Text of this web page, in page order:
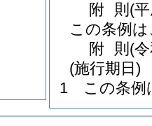
附 則 (
この条例
附 則 (
(施行期日)
1
この条例